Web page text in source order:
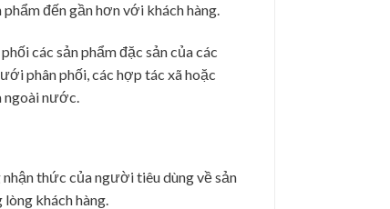
đến gần hơn với khách hàng.
các sản phẩm đặc sản của các
phân phối, các hợp tác xã hoặc
ngoài nước.
thức của người tiêu dùng về sản
khách hàng.